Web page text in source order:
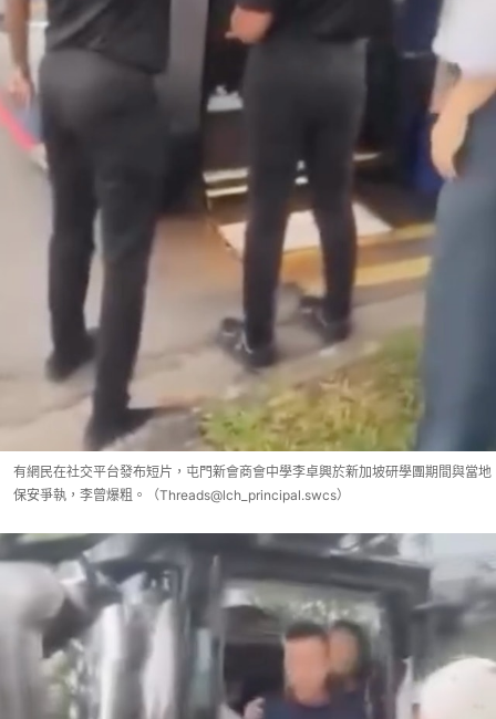
有網民在社交平台發布短片，屯門新會商會中學李卓興於新加坡研學團期間與當地
保安爭執，李曾爆粗。（Threads@lch_principal.swcs）